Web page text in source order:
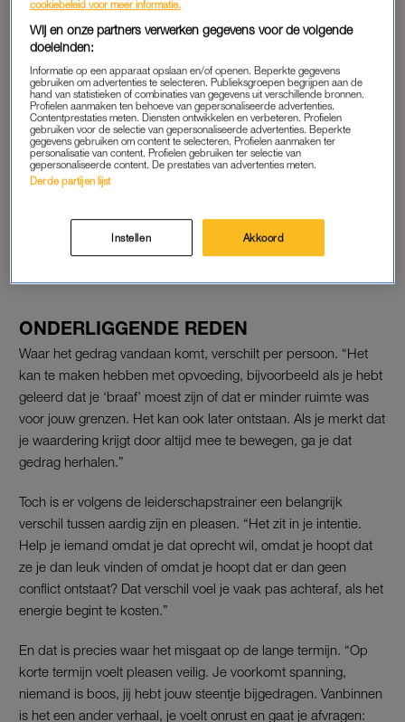
constant bezig met hoe anderen op jou reageren. Je probeert
vooruit te denken: wat heeft iemand nodig, hoe voorkom ik
gedoe? Maar daarin verlies je jezelf.” En dat gebeurt vaak
zonder dat je het doorhebt. “Het begint klein. Een keer
meegaan terwijl je geen zin hebt. Nog een keer ja zeggen om
te helpen verhuizen, ondanks dat je moe bent. Toch die extra
taak oppakken terwijl je eigenlijk geen tijd hebt. Tot het een
patroon wordt.”
mensen denken dat ze overbelast raken door te veel werk,
maar vaak komt het doordat ze te veel doen waar ze eigenlijk
ONDERLIGGENDE REDEN
Waar het gedrag vandaan komt, verschilt per persoon. “Het
kan te maken hebben met opvoeding, bijvoorbeeld als je hebt
geleerd dat je ‘braaf’ moest zijn of dat er minder ruimte was
voor jouw grenzen. Het kan ook later ontstaan. Als je merkt dat
je waardering krijgt door altijd mee te bewegen, ga je dat
gedrag herhalen.”
Toch is er volgens de leiderschapstrainer een belangrijk
verschil tussen aardig zijn en pleasen. “Het zit in je intentie.
Help je iemand omdat je dat oprecht wil, omdat je hoopt dat
ze je dan leuk vinden of omdat je hoopt dat er dan geen
conflict ontstaat? Dat verschil voel je vaak pas achteraf, als het
energie begint te kosten.”
En dat is precies waar het misgaat op de lange termijn. “Op
korte termijn voelt pleasen veilig. Je voorkomt spanning,
niemand is boos, jij hebt jouw steentje bijgedragen. Vanbinnen
is het een ander verhaal, je voelt onrust en gaat je afvragen:
cookiebeleid voor meer informatie.
Wij en onze partners verwerken gegevens voor de volgende
doeleinden:
Informatie op een apparaat opslaan en/of openen. Beperkte gegevens
gebruiken om advertenties te selecteren. Publieksgroepen begrijpen aan de
hand van statistieken of combinaties van gegevens uit verschillende bronnen.
Profielen aanmaken ten behoeve van gepersonaliseerde advertenties.
Contentprestaties meten. Diensten ontwikkelen en verbeteren. Profielen
gebruiken voor de selectie van gepersonaliseerde advertenties. Beperkte
gegevens gebruiken om content te selecteren. Profielen aanmaken ter
personalisatie van content. Profielen gebruiken ter selectie van
gepersonaliseerde content. De prestaties van advertenties meten.
Derde partijen lijst
Instellen Akkoord